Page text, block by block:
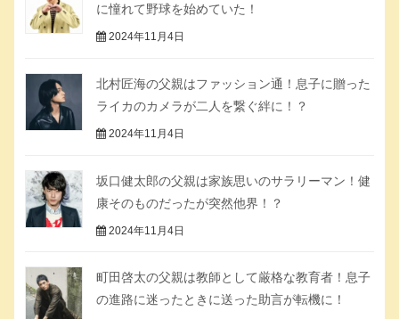
に憧れて野球を始めていた！
2024年11月4日
北村匠海の父親はファッション通！息子に贈った
ライカのカメラが二人を繋ぐ絆に！？
2024年11月4日
坂口健太郎の父親は家族思いのサラリーマン！健
康そのものだったが突然他界！？
2024年11月4日
町田啓太の父親は教師として厳格な教育者！息子
の進路に迷ったときに送った助言が転機に！